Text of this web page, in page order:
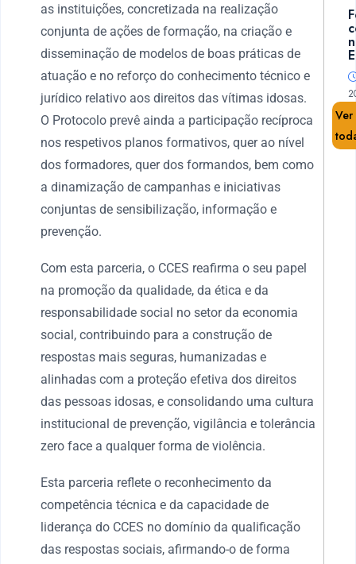
as instituições, concretizada na realização
conjunta de ações de formação, na criação e
disseminação de modelos de boas práticas de
atuação e no reforço do conhecimento técnico e
jurídico relativo aos direitos das vítimas idosas.
O Protocolo prevê ainda a participação recíproca
nos respetivos planos formativos, quer ao nível
dos formadores, quer dos formandos, bem como
a dinamização de campanhas e iniciativas
conjuntas de sensibilização, informação e
prevenção.
Com esta parceria, o CCES reafirma o seu papel
na promoção da qualidade, da ética e da
responsabilidade social no setor da economia
social, contribuindo para a construção de
respostas mais seguras, humanizadas e
alinhadas com a proteção efetiva dos direitos
das pessoas idosas, e consolidando uma cultura
institucional de prevenção, vigilância e tolerância
zero face a qualquer forma de violência.
Esta parceria reflete o reconhecimento da
competência técnica e da capacidade de
liderança do CCES no domínio da qualificação
das respostas sociais, afirmando-o de forma
Ver